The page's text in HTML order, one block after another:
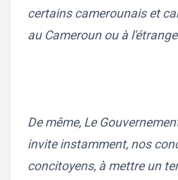
certains camerounais et
au Cameroun ou à
De même, Le
invite instamment, nos
concitoyens, à mettre un